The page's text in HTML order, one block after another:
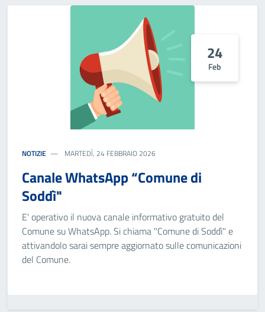
24
Feb
NOTIZIE MARTEDÌ, 24 FEBBRAIO 2026
Canale WhatsApp “Comune di
Soddì"
E' operativo il nuova canale informativo gratuito del
Comune su WhatsApp. Si chiama "Comune di Soddì" e
attivandolo sarai sempre aggiornato sulle comunicazioni
del Comune.